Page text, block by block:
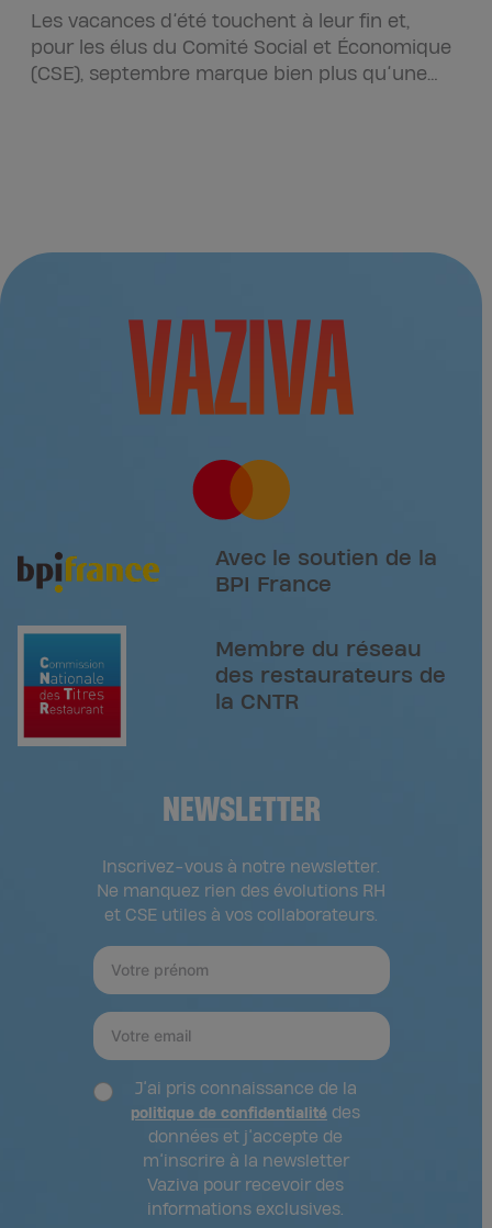
Les vacances d’été touchent à leur fin et,
pour les élus du Comité Social et Économique
(CSE), septembre marque bien plus qu’une
NEWSLETTER
Inscrivez-vous à notre newsletter.
Ne manquez rien des évolutions RH
et CSE utiles à vos collaborateurs.
J’ai pris connaissance de la
politique de confidentialité des
données et j’accepte de
m’inscrire à la newsletter
Vaziva pour recevoir des
informations exclusives.
Avec le soutien de la
BPI France
Membre du réseau
des restaurateurs de
la CNTR